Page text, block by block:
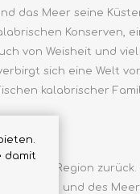
das Meer seine
Konserven,
von Weisheit und
sich eine Welt
kalabrischer
der Region
Landes und des
damit